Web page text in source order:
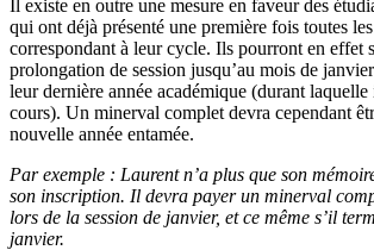
Il existe en outre une mesure en faveur des
qui ont déjà présenté une première fois toutes
correspondant à leur cycle. Ils pourront en effet
prolongation de session jusqu’au mois de
leur dernière année académique (durant
cours). Un minerval complet devra cependant
nouvelle année entamée.
Par exemple : Laurent n’a plus que son
son inscription. Il devra payer un minerval
lors de la session de janvier, et ce même s’il
janvier.